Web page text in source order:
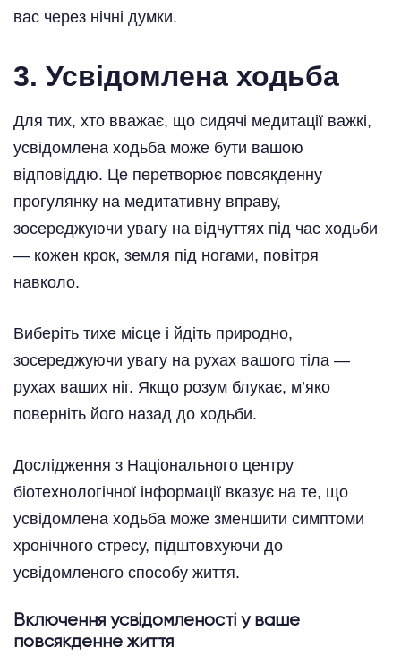
вас через нічні думки.
3. Усвідомлена ходьба
Для тих, хто вважає, що сидячі медитації важкі,
усвідомлена ходьба може бути вашою
відповіддю. Це перетворює повсякденну
прогулянку на медитативну вправу,
зосереджуючи увагу на відчуттях під час ходьби
— кожен крок, земля під ногами, повітря
навколо.
Виберіть тихе місце і йдіть природно,
зосереджуючи увагу на рухах вашого тіла —
рухах ваших ніг. Якщо розум блукає, м’яко
поверніть його назад до ходьби.
Дослідження з Національного центру
біотехнологічної інформації вказує на те, що
усвідомлена ходьба може зменшити симптоми
хронічного стресу, підштовхуючи до
усвідомленого способу життя.
Включення усвідомленості у ваше
повсякденне життя